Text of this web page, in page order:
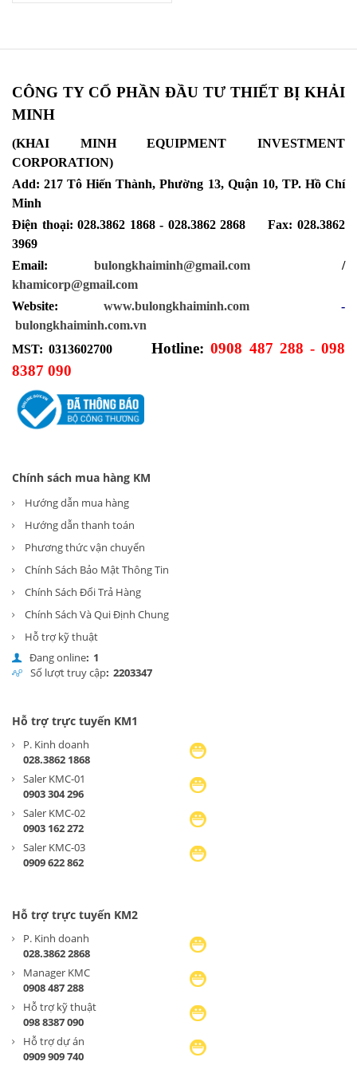
CÔNG TY CỔ PHẦN ĐẦU TƯ THIẾT BỊ KHẢI
MINH
(KHAI MINH EQUIPMENT INVESTMENT
CORPORATION)
Add: 217 Tô Hiến Thành, Phường 13, Quận 10, TP. Hồ Chí
Minh
Điện thoại: 028.3862 1868 - 028.3862 2868 Fax: 028.3862
3969
Email: bulongkhaiminh@gmail.com/
khamicorp@gmail.com
Website:
www.bulongkhaiminh.com
-
bulongkhaiminh.com.vn
MST: 0313602700
Hotline: 0908 487 288 - 098
8387 090
Chính sách mua hàng KM
Hướng dẫn mua hàng
Hướng dẫn thanh toán
Phương thức vận chuyển
Chính Sách Bảo Mật Thông Tin
Chính Sách Đổi Trả Hàng
Chính Sách Và Qui Định Chung
Hỗ trợ kỹ thuật
Đang online: 1
Số lượt truy cập: 2203347
Hỗ trợ trực tuyến KM1
P. Kinh doanh
028.3862 1868
Saler KMC-01
0903 304 296
Saler KMC-02
0903 162 272
Saler KMC-03
0909 622 862
Hỗ trợ trực tuyến KM2
P. Kinh doanh
028.3862 2868
Manager KMC
0908 487 288
Hỗ trợ kỹ thuật
098 8387 090
Hỗ trợ dự án
0909 909 740